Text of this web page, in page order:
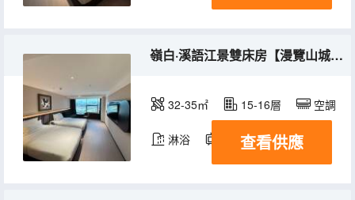
嶺白·溪語江景雙床房【漫覽山城燈火+定製護脊床墊】
32-35㎡ 15-16層 空調
淋浴 電視機 冰箱
查看供應